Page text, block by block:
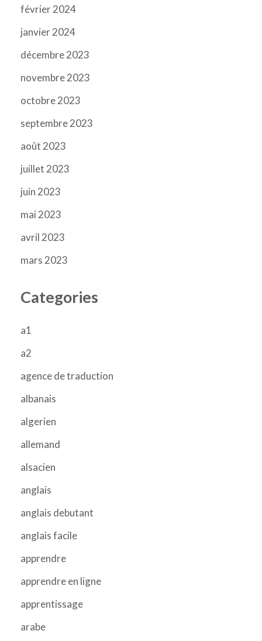
février 2024
janvier 2024
décembre 2023
novembre 2023
octobre 2023
septembre 2023
août 2023
juillet 2023
juin 2023
mai 2023
avril 2023
mars 2023
Categories
a1
a2
agence de traduction
albanais
algerien
allemand
alsacien
anglais
anglais debutant
anglais facile
apprendre
apprendre en ligne
apprentissage
arabe